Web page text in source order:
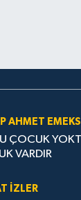
AHMET
ÇOCUK
VARDIR
İZLER